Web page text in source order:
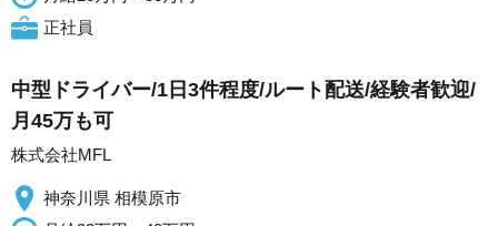
正社員
中型ドライバー/1日3件程度/ルート配送/経験者歓迎/
月45万も可
株式会社MFL
神奈川県 相模原市